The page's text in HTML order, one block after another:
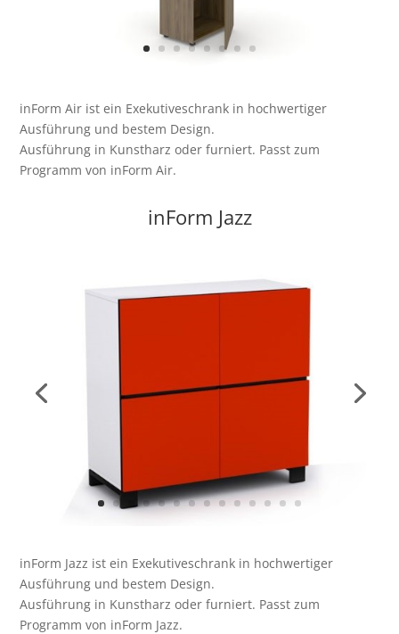
inForm Air ist ein Exekutiveschrank in hochwertiger
Ausführung und bestem Design.
Ausführung in Kunstharz oder furniert. Passt zum
Programm von inForm Air.
inForm Jazz
inForm Jazz ist ein Exekutiveschrank in hochwertiger
Ausführung und bestem Design.
Ausführung in Kunstharz oder furniert. Passt zum
Programm von inForm Jazz.